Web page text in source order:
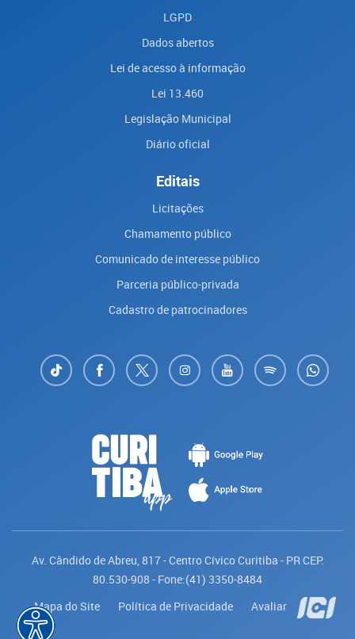
LGPD
Dados abertos
Lei de acesso à informação
Lei 13.460
Legislação Municipal
Diário oficial
Editais
Licitações
Chamamento público
Comunicado de interesse público
Parceria público-privada
Cadastro de patrocinadores
Av. Cândido de Abreu, 817 - Centro Cívico Curitiba - PR CEP:
80.530-908 - Fone:(41) 3350-8484
Mapa do Site
Política de Privacidade Avaliar
Saiba mais